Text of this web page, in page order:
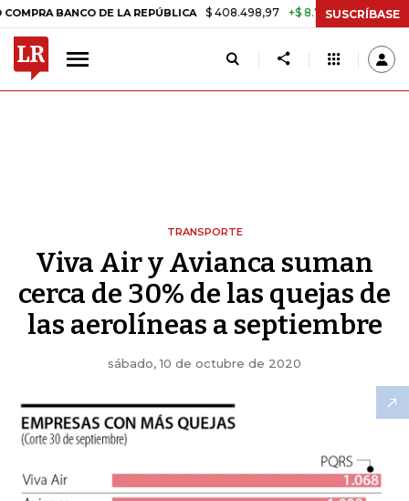
DE LA REPÚBLICA $ 408.498,97 +$ 8.753,81 +2,19% TASA
SUSCRÍBASE
TRANSPORTE
Viva Air y Avianca suman
cerca de 30% de las quejas de
las aerolíneas a septiembre
sábado, 10 de octubre de 2020